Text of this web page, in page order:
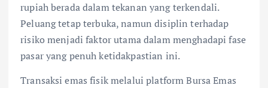
rupiah berada dalam tekanan yang terkendali.
Peluang tetap terbuka, namun disiplin terhadap
risiko menjadi faktor utama dalam menghadapi fase
pasar yang penuh ketidakpastian ini.
Transaksi emas fisik melalui platform Bursa Emas